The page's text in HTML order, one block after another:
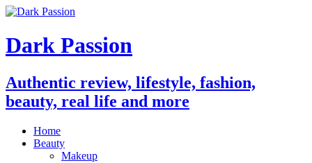
Dark Passion
Authentic review, lifestyle, fashion,
beauty, real life and more
Home
Beauty
Makeup